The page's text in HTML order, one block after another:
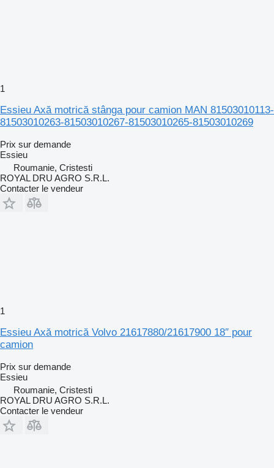
1
Essieu Axă motrică stânga pour camion MAN 81503010113-
81503010263-81503010267-81503010265-81503010269
Prix sur demande
Essieu
Roumanie, Cristesti
ROYAL DRU AGRO S.R.L.
Contacter le vendeur
1
Essieu Axă motrică Volvo 21617880/21617900 18″ pour
camion
Prix sur demande
Essieu
Roumanie, Cristesti
ROYAL DRU AGRO S.R.L.
Contacter le vendeur